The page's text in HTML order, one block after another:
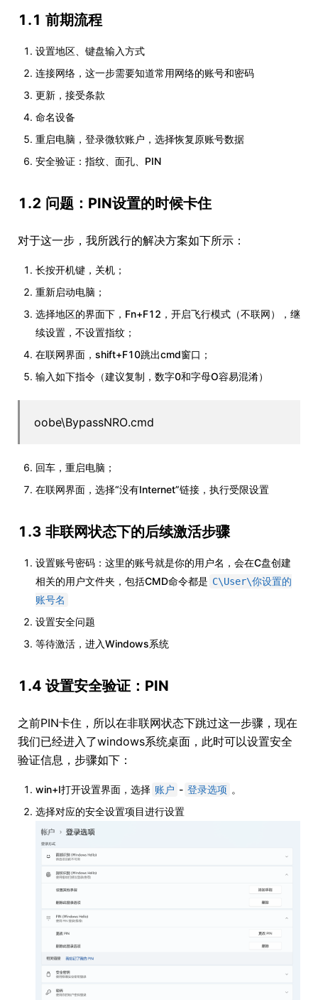
1.1 前期流程
设置地区、键盘输入方式
连接网络，这一步需要知道常用网络的账号和密码
更新，接受条款
命名设备
重启电脑，登录微软账户，选择恢复原账号数据
安全验证：指纹、面孔、PIN
1.2 问题：PIN设置的时候卡住
对于这一步，我所践行的解决方案如下所示：
长按开机键，关机；
重新启动电脑；
选择地区的界面下，Fn+F12，开启飞行模式（不联网），继
续设置，不设置指纹；
在联网界面，shift+F10跳出cmd窗口；
输入如下指令（建议复制，数字0和字母O容易混淆）
oobe\BypassNRO.cmd
回车，重启电脑；
在联网界面，选择“没有Internet”链接，执行受限设置
1.3 非联网状态下的后续激活步骤
设置账号密码：这里的账号就是你的用户名，会在C盘创建
相关的用户文件夹，包括CMD命令都是 C\User\你设置的
账号名
设置安全问题
等待激活，进入Windows系统
1.4 设置安全验证：PIN
之前PIN卡住，所以在非联网状态下跳过这一步骤，现在
我们已经进入了windows系统桌面，此时可以设置安全
验证信息，步骤如下：
win+I打开设置界面，选择 账户 - 登录选项 。
选择对应的安全设置项目进行设置